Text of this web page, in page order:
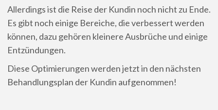
Allerdings ist die Reise der Kundin noch nicht zu Ende.
Es gibt noch einige Bereiche, die verbessert werden
können, dazu gehören kleinere Ausbrüche und einige
Entzündungen.
Diese Optimierungen werden jetzt in den nächsten
Behandlungsplan der Kundin aufgenommen!